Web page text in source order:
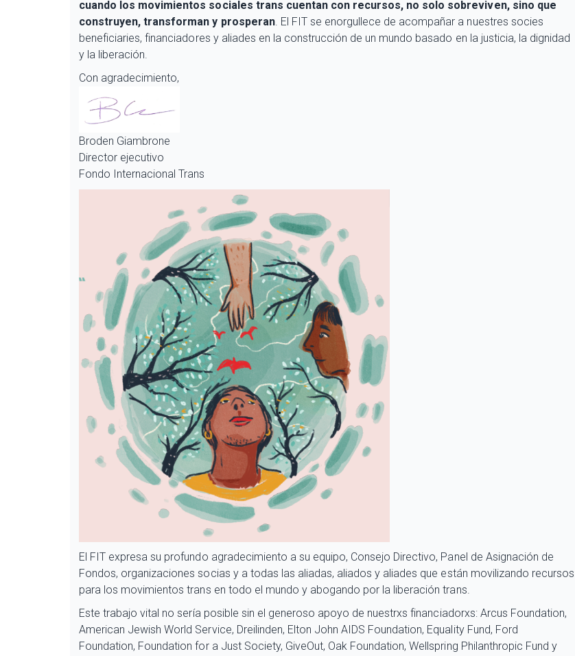
cuando los movimientos sociales trans cuentan con recursos, no solo sobreviven, sino que
construyen, transforman y prosperan. El FIT se enorgullece de acompañar a nuestres socies
beneficiaries, financiadores y aliades en la construcción de un mundo basado en la justicia, la dignidad
y la liberación.
Con agradecimiento,
Broden Giambrone
Director ejecutivo
Fondo Internacional Trans
El FIT expresa su profundo agradecimiento a su equipo, Consejo Directivo, Panel de Asignación de
Fondos, organizaciones socias y a todas las aliadas, aliados y aliades que están movilizando recursos
para los movimientos trans en todo el mundo y abogando por la liberación trans.
Este trabajo vital no sería posible sin el generoso apoyo de nuestrxs financiadorxs: Arcus Foundation,
American Jewish World Service, Dreilinden, Elton John AIDS Foundation, Equality Fund, Ford
Foundation, Foundation for a Just Society, GiveOut, Oak Foundation, Wellspring Philanthropic Fund y